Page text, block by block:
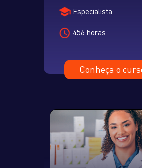
Especialista
456 horas
Conheça o